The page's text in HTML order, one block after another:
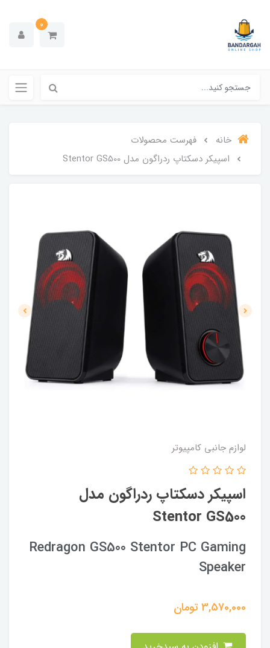
0
خانه
فهرست محصولات
اسپیکر دسکتاپ ردراگون مدل Stentor GS500
لوازم جانبی کامپیوتر
اسپیکر دسکتاپ ردراگون مدل
Stentor GS500
Redragon GS500 Stentor PC Gaming
Speaker
3,570,000تومان